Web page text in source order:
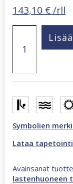
143,10 € /rll
lentokonetapetti
määrä
Symbolien
Lataa
Avainsanat
lastenhuoneen